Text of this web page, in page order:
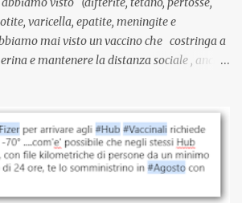
varicella, epatite, meningite e
mai visto un vaccino che costringa a
e mantenere la distanza sociale , anche
mai sentito parlare di ricompense,
Non avevamo mai visto
che non l’hanno fatto. Se non sei stato
prima cercato di farti sentire una
mai visto un vaccino che minacci le